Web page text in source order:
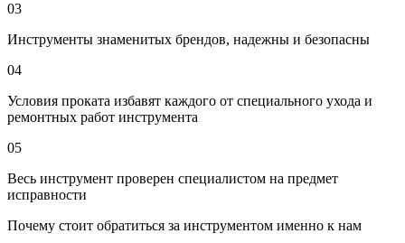
03
Инструменты знаменитых брендов, надежны и безопасны
04
Условия проката избавят каждого от специального ухода и
ремонтных работ инструмента
05
Весь инструмент проверен специалистом на предмет
исправности
Почему стоит обратиться за инструментом именно к нам